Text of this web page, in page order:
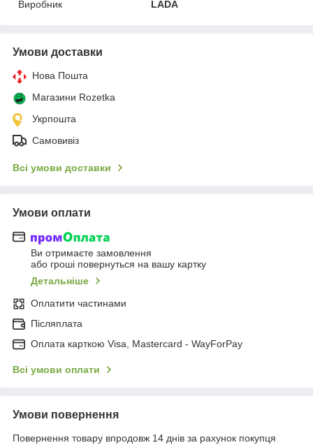
Виробник
LADA
Умови доставки
Нова Пошта
Магазини Rozetka
Укрпошта
Самовивіз
Всі умови доставки
Умови оплати
Ви отримаєте замовлення
або гроші повернуться на вашу картку
Детальніше
Оплатити частинами
Післяплата
Оплата карткою Visa, Mastercard - WayForPay
Всі умови оплати
Умови повернення
Повернення товару впродовж 14 днів за рахунок покупця